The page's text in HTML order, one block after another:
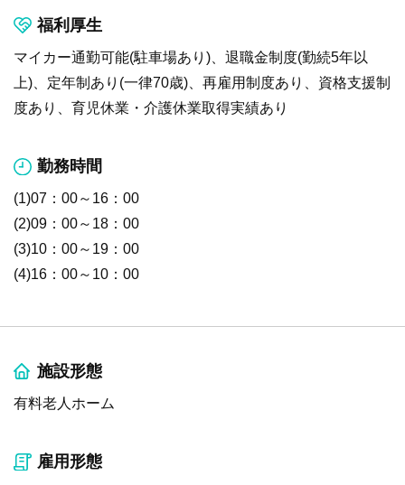
福利厚生
マイカー通勤可能(駐車場あり)、退職金制度(勤続5年以
上)、定年制あり(一律70歳)、再雇用制度あり、資格支援制
度あり、育児休業・介護休業取得実績あり
勤務時間
(1)07：00～16：00
(2)09：00～18：00
(3)10：00～19：00
(4)16：00～10：00
施設形態
有料老人ホーム
雇用形態